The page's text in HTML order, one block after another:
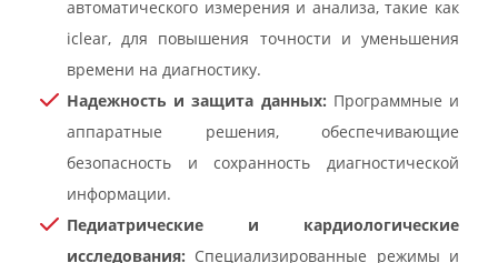
автоматического измерения и анализа, такие как
iclear, для повышения точности и уменьшения
времени на диагностику.
Надежность и защита данных: Программные и
аппаратные решения, обеспечивающие
безопасность и сохранность диагностической
информации.
Педиатрические и кардиологические
исследования: Специализированные режимы и